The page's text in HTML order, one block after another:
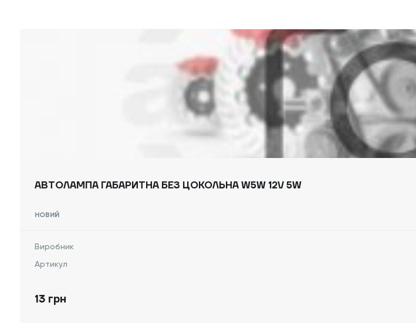
АВТОЛАМПА ГАБАРИТНА БЕЗ ЦОКОЛЬНА W5W 12V 5W
НОВИЙ
Виробник
Артикул
13 грн